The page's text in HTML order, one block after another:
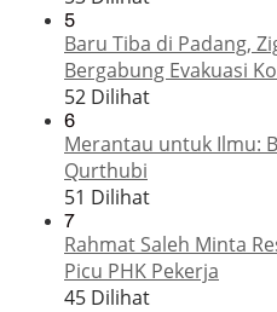
5
Baru Tiba di Padang,
Bergabung Evakuasi
52 Dilihat
6
Merantau untuk Ilmu:
Qurthubi
51 Dilihat
7
Rahmat Saleh Minta
Picu PHK Pekerja
45 Dilihat